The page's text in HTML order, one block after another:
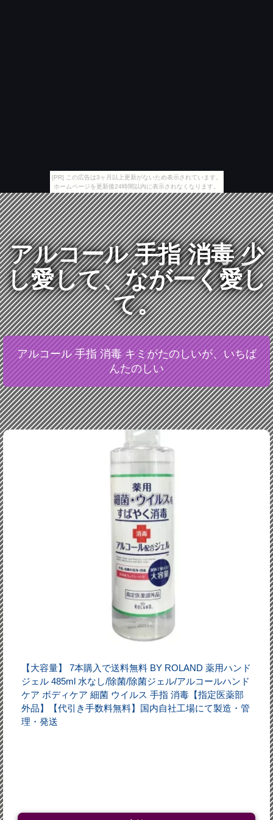
[PR] この広告は3ヶ月以上更新がないため表示されています。
ホームページを更新後24時間以内に表示されなくなります。
アルコール 手指 消毒 少
し愛して、ながーく愛し
て。
アルコール 手指 消毒 キミがたのしいが、いちば
んたのしい
【大容量】 7本購入で送料無料 BY ROLAND 薬用ハンド
ジェル 485ml 水なし/除菌/除菌ジェル/アルコールハンド
ケア ボディケア 細菌 ウイルス 手指 消毒【指定医薬部
外品】【代引き手数料無料】国内自社工場にて製造・管
理・発送